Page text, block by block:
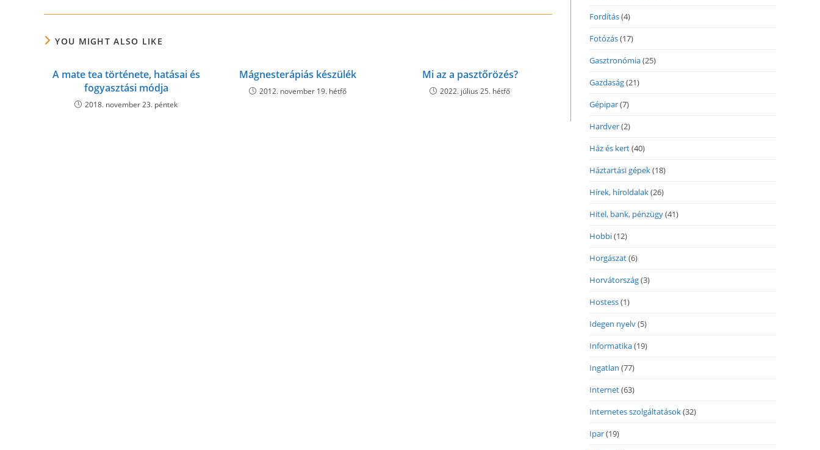
YOU MIGHT ALSO LIKE
A mate tea története, hatásai és
fogyasztási módja
2018. november 23. péntek
Mágnesterápiás készülék
2012. november 19. hétfő
Mi az a pasztőrözés?
2022. július 25. hétfő
Fordítás(4)
Fotózás(17)
Gasztronómia(25)
Gazdaság(21)
Gépipar(7)
Hardver(2)
Ház és kert(40)
Háztartási gépek(18)
Hírek, híroldalak(26)
Hitel, bank, pénzügy(41)
Hobbi(12)
Horgászat(6)
Horvátország(3)
Hostess(1)
Idegen nyelv(5)
Informatika(19)
Ingatlan (77)
Internet(63)
Internetes szolgáltatások(32)
Ipar(19)